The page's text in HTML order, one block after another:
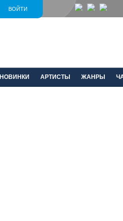
ВОЙТИ
НОВИНКИ АРТИСТЫ ЖАНРЫ